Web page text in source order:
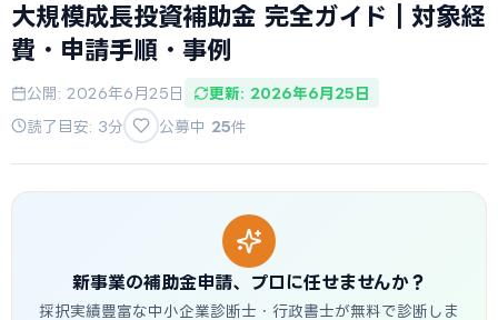
大規模成長投資補助金 完全ガイド｜対象経
費・申請手順・事例
公開: 2026年6月25日
更新: 2026年6月25日
読了目安: 3分
公募中 25件
新事業の補助金申請、プロに任せませんか？
採択実績豊富な中小企業診断士・行政書士が無料で診断しま